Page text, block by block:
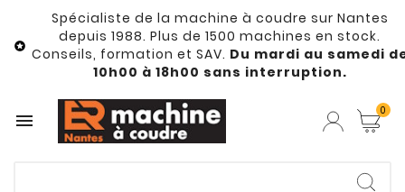

Spécialiste de la machine à coudre sur Nantes
depuis 1988. Plus de 1500 machines en stock.
Conseils, formation et SAV. Du mardi au samedi
10h00 à 18h00 sans interruption.
 0